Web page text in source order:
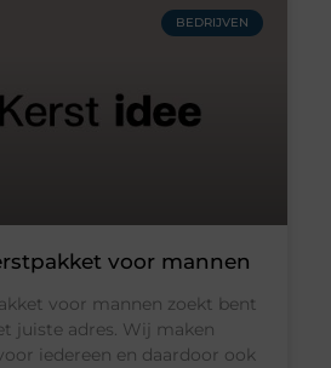
BEDRIJVEN
voor mannen
voor mannen zoekt bent
juiste adres. Wij maken
iedereen en daardoor ook